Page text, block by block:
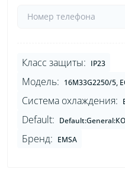
Класс защиты: IP23
Модель: 16M33G2250/5,
Система охлаждения:
Default:
Бренд: EMSA